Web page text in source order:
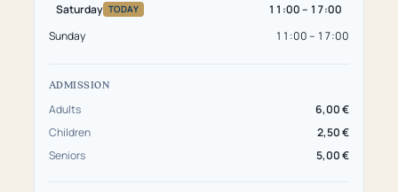
Saturday TODAY
11:00 – 17:00
Sunday
11:00 – 17:00
ADMISSION
Adults
6,00 €
Children
2,50 €
Seniors
5,00 €